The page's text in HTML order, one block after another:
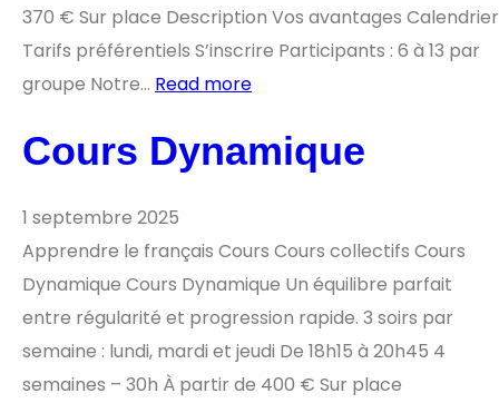
370 € Sur place Description Vos avantages Calendrier
Tarifs préférentiels S’inscrire Participants : 6 à 13 par
groupe Notre… Read more
Cours Dynamique
1 septembre 2025
Apprendre le français Cours Cours collectifs Cours
Dynamique Cours Dynamique Un équilibre parfait
entre régularité et progression rapide. 3 soirs par
semaine : lundi, mardi et jeudi De 18h15 à 20h45 4
semaines – 30h À partir de 400 € Sur place